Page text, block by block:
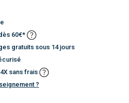
60€*
gratuits sous 14 jours
sans frais
?